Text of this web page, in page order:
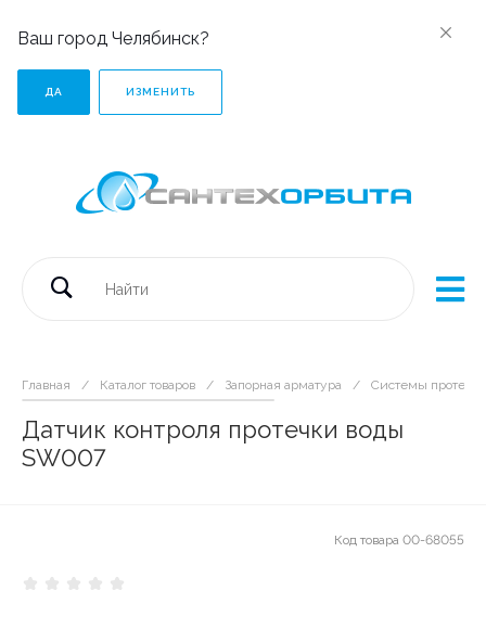
Ваш город Челябинск?
ДА ИЗМЕНИТЬ
Главная / Каталог товаров / Запорная арматура / Системы
Датчик контроля протечки воды
SW007
Код товара 00-68055